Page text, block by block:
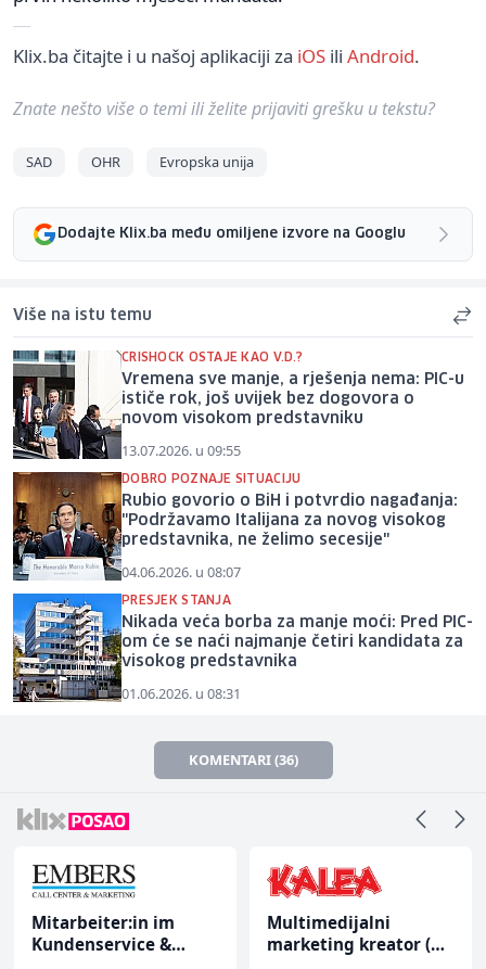
Klix.ba čitajte i u našoj aplikaciji za iOS ili Android.
Znate nešto više o temi ili želite prijaviti grešku u tekstu?
SAD OHR Evropska unija
Dodajte Klix.ba među omiljene izvore na Googlu
Više na istu temu
CRISHOCK OSTAJE KAO V.D.?
Vremena sve manje, a rješenja nema: PIC-u
ističe rok, još uvijek bez dogovora o
novom visokom predstavniku
13.07.2026. u 09:55
DOBRO POZNAJE SITUACIJU
Rubio govorio o BiH i potvrdio nagađanja:
"Podržavamo Italijana za novog visokog
predstavnika, ne želimo secesije"
04.06.2026. u 08:07
PRESJEK STANJA
Nikada veća borba za manje moći: Pred PIC-
om će se naći najmanje četiri kandidata za
visokog predstavnika
01.06.2026. u 08:31
KOMENTARI (36)
Mitarbeiter:in im
Kundenservice &
Multimedijalni
marketing kreator (m/